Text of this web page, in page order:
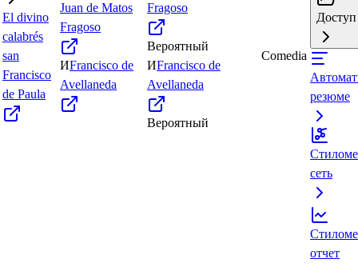
El divino
calabrés
san
Francisco
de Paula
Juan de Matos
Fragoso
ИFrancisco de
Avellaneda
Fragoso
Вероятный
ИFrancisco de
Avellaneda
Вероятный
Comedia
Доступ
резюме
сеть
отчет